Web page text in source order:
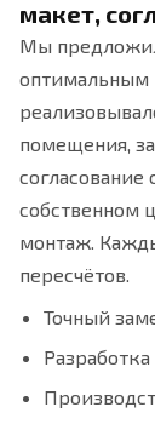
макет,
Мы
оптимальным
помещения,
согласование
собственном
монтаж.
пересчётов.
Точный